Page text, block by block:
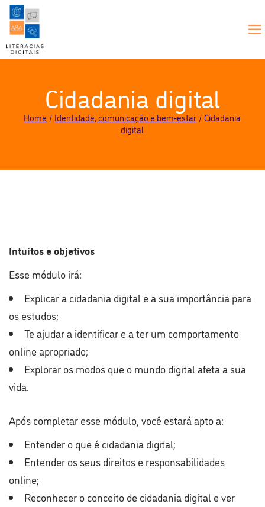
Cidadania digital
Home Identidade, comunicação e bem-estar
Cidadania
digital
Intuitos e objetivos
Esse módulo irá:
Explicar a cidadania digital e a sua importância para
os estudos;
Te ajudar a identificar e a ter um comportamento
online apropriado;
Explorar os modos que o mundo digital afeta a sua
vida.
Após completar esse módulo, você estará apto a:
Entender o que é cidadania digital;
Entender os seus direitos e responsabilidades
online;
Reconhecer o conceito de cidadania digital e ver